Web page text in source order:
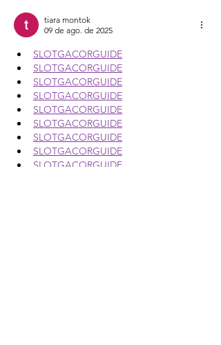
tiara montok
09 de ago. de 2025
SLOTGACORGUIDE
SLOTGACORGUIDE
SLOTGACORGUIDE
SLOTGACORGUIDE
SLOTGACORGUIDE
SLOTGACORGUIDE
SLOTGACORGUIDE
SLOTGACORGUIDE
SLOTGACORGUIDE